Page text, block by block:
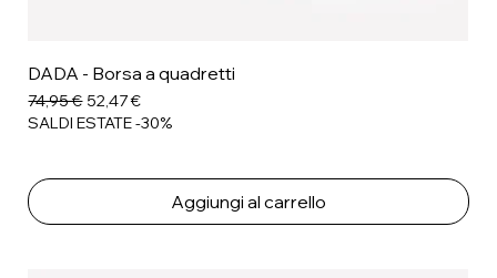
DADA - Borsa a quadretti
Prezzo regolare
74,95 € Prezzo scontato
52,47 €
SALDI ESTATE -30%
Aggiungi al carrello